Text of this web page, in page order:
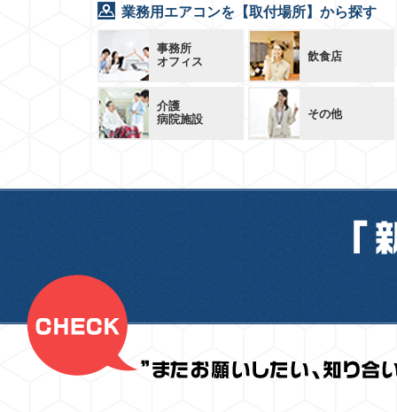
業務用エアコンを【取付場所】から探す
事務所
オフィス
飲食店
介護
病院施設
その他